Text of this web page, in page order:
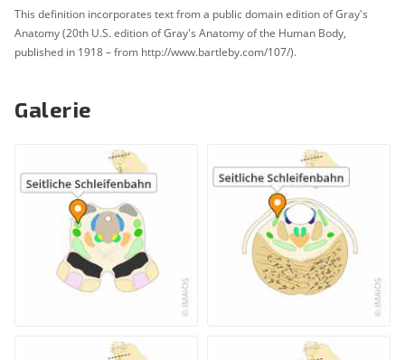
This definition incorporates text from a public domain edition of Gray's
Anatomy (20th U.S. edition of Gray's Anatomy of the Human Body,
published in 1918 – from http://www.bartleby.com/107/).
Galerie